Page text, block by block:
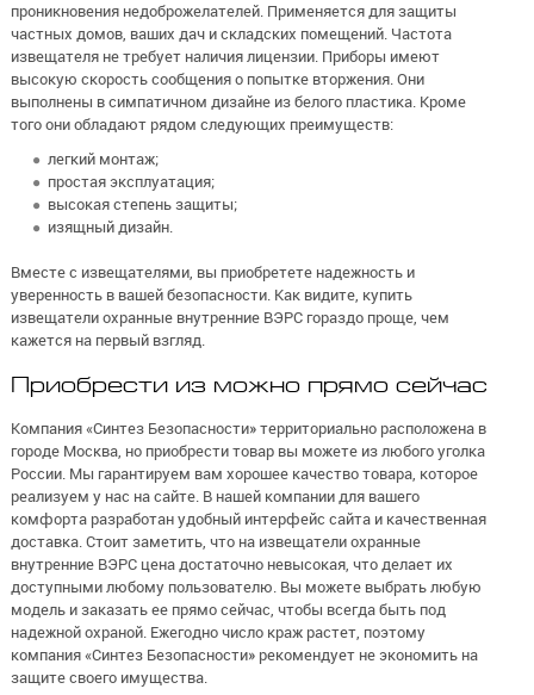
проникновения недоброжелателей. Применяется для защиты
частных домов, ваших дач и складских помещений. Частота
извещателя не требует наличия лицензии. Приборы имеют
высокую скорость сообщения о попытке вторжения. Они
выполнены в симпатичном дизайне из белого пластика. Кроме
того они обладают рядом следующих преимуществ:
легкий монтаж;
простая эксплуатация;
высокая степень защиты;
изящный дизайн.
Вместе с извещателями, вы приобретете надежность и
уверенность в вашей безопасности. Как видите, купить
извещатели охранные внутренние ВЭРС гораздо проще, чем
кажется на первый взгляд.
Приобрести из можно прямо сейчас
Компания «Синтез Безопасности» территориально расположена в
городе Москва, но приобрести товар вы можете из любого уголка
России. Мы гарантируем вам хорошее качество товара, которое
реализуем у нас на сайте. В нашей компании для вашего
комфорта разработан удобный интерфейс сайта и качественная
доставка. Стоит заметить, что на извещатели охранные
внутренние ВЭРС цена достаточно невысокая, что делает их
доступными любому пользователю. Вы можете выбрать любую
модель и заказать ее прямо сейчас, чтобы всегда быть под
надежной охраной. Ежегодно число краж растет, поэтому
компания «Синтез Безопасности» рекомендует не экономить на
защите своего имущества.